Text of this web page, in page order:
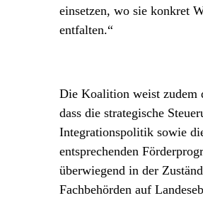
einsetzen, wo sie konkret
entfalten.“
Die Koalition weist zudem
dass die strategische
Integrationspolitik sowie
entsprechenden
überwiegend in der
Fachbehörden auf